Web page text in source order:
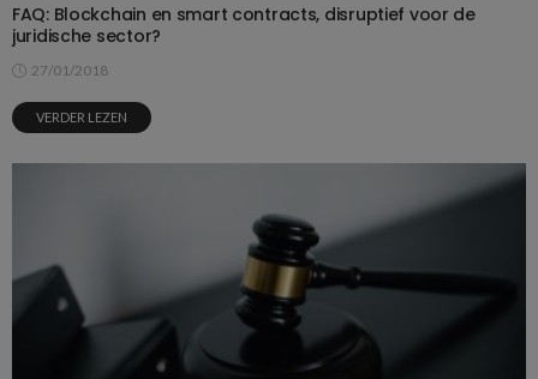
FAQ: Blockchain en smart contracts, disruptief voor de
juridische sector?
27/01/2018
VERDER LEZEN